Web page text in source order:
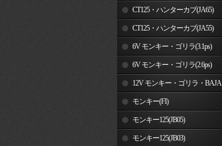
CT125・ハンターカブ(JA65)
CT125・ハンターカブ(JA55)
6V モンキー・ゴリラ(3.1ps)
6V モンキー・ゴリラ(2.6ps)
12V モンキー・ゴリラ・BAJA
モンキー(FI)
モンキー125(JB05)
モンキー125(JB03)